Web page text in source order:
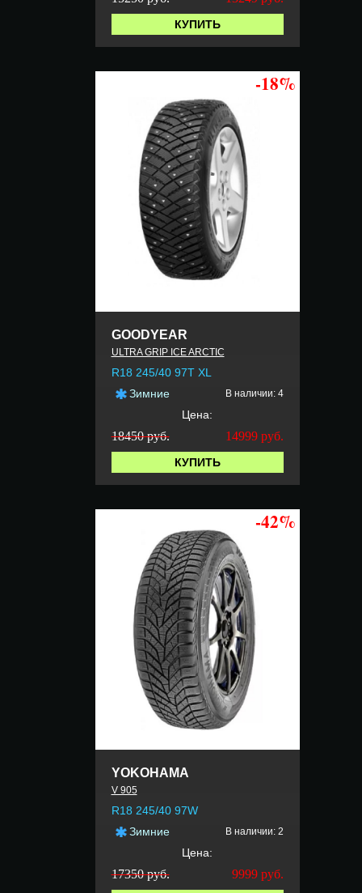
КУПИТЬ
-18%
GOODYEAR
ULTRA GRIP ICE ARCTIC
R18 245/40 97T XL
Зимние
В наличии: 4
Цена:
18450 руб. 14999 руб.
КУПИТЬ
-42%
YOKOHAMA
V 905
R18 245/40 97W
Зимние
В наличии: 2
Цена:
17350 руб. 9999 руб.